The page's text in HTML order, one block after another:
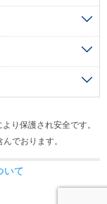
り保護され安全です。
でおります。
いて